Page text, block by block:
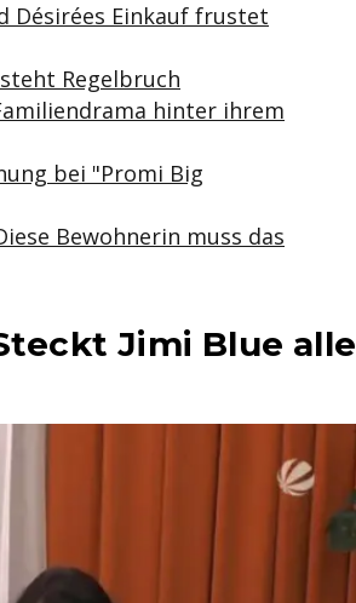
Désirées Einkauf frustet
Regelbruch
hinter ihrem
bei "Promi Big
Bewohnerin muss das
Jimi Blue alle